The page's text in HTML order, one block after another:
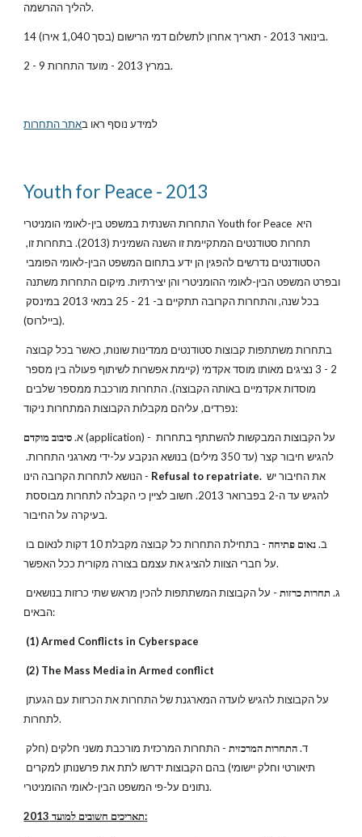
להליך ההרשמה.
14 בינואר 2013 - תאריך אחרון לתשלום דמי הרישום (בסך 1,040 אירו).
2 - 9 במרץ 2013 - מועד התחרות.
למידע נוסף ראו באתר התחרות
Youth for Peace - 2013
התחרות השנתית במשפט בין-לאומי הומניטרי Youth for Peace היא
תחרות סטודנטים המתקיימת זו השנה השמינית (2013). בתחרות זו,
בכל שנה, והתחרות הקרובה תתקיים ב- 21 - 25 במאי 2013 במינסק
(ביילרוס).
2 - 3 נציגים מאותו מוסד אקדמי (קיימת אפשרות לשיתוף פעולה בין מספר
נפרדים, עליהם מקבלות הקבוצות המתחרות ניקוד:
א. סיבוב מוקדם
(application) - על הקבוצות המבקשות להשתתף בתחרות
להגיש חיבור קצר (עד 350 מילים) בנושא הנקבע על-ידי מארגני התחרות.
הנושא לתחרות הקרובה הינו - Refusal to repatriate. את החיבור יש
להגיש עד ה-2 בפברואר 2013. חשוב לציין כי הקבלה לתחרות מבוססת
בעיקרה על החיבור.
ב. נאום פתיחה
על חברי הצוות להציג את עצמם בצורה מקורית ככל האפשר.
ג. תחרות כרזות
הבאים:
(1) Armed Conflicts in Cyberspace
(2) The Mass Media in Armed conflict
לתחרות.
ד. התחרות המרכזית
- התחרות המרכזית מורכבת משני חלקים (חלק
נתונים על-פי המשפט הבין-לאומי ההומניטרי.
תאריכים חשובים למועד 2013: